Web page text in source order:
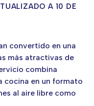
A 10 DE
convertido en una
más atractivas de
combina
cocina en un formato
al aire libre como